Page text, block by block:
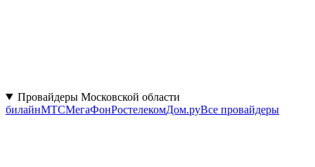
Провайдеры Московской области
билайнМТСМегаФонРостелекомДом.руВсе провайдеры